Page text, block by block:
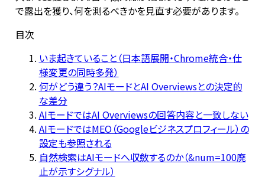
で露出を獲り、何を測るべきかを見直す必要があります。
目次
いま起きていること（日本語展開・Chrome統合・仕
様変更の同時多発）
何がどう違う？AIモードとAI Overviewsとの決定的
な差分
AIモードではAI Overviewsの回答内容と一致しない
AIモードではMEO（Googleビジネスプロフィール）の
設定も参照される
自然検索はAIモードへ収斂するのか（&num=100廃
止が示すシグナル）